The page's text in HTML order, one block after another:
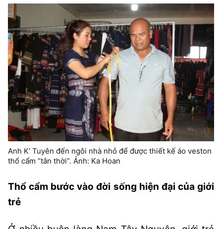
Anh K’ Tuyên đến ngôi nhà nhỏ để được thiết kế áo veston
thổ cẩm “tân thời”. Ảnh: Ka Hoan
Thổ cẩm bước vào đời sống hiện đại của giới
trẻ